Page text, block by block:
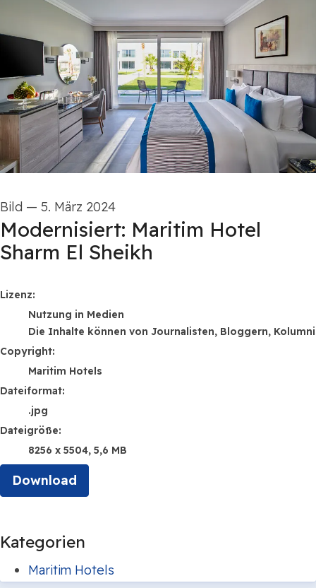
Bild — 5. März 2024
Modernisiert: Maritim Hotel
Sharm El Sheikh
go to media item
Lizenz:
Nutzung in Medien
Die Inhalte können von Journalisten, Bloggern,
Copyright:
Maritim Hotels
Dateiformat:
.jpg
Dateigröße:
8256 x 5504, 5,6 MB
Download
Kategorien
Maritim Hotels